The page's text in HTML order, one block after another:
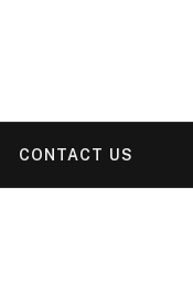
CONTACT US